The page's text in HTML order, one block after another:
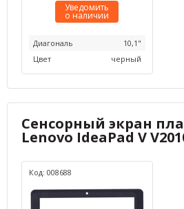
Уведомить
о наличии
Диагональ
10,1"
Цвет
черный
Сенсорный экран
Lenovo IdeaPad V
Код: 008688